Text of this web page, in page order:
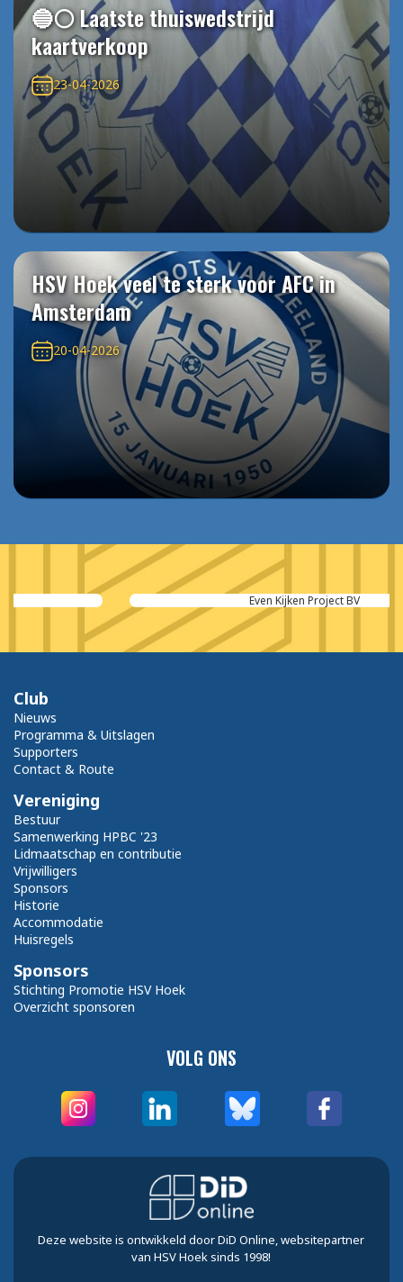
🔵⚪️ Laatste thuiswedstrijd
kaartverkoop
23-04-2026
HSV Hoek veel te sterk voor AFC in
Amsterdam
20-04-2026
Even Kijken Project BV
VOLG ONS
Club
Nieuws
Programma & Uitslagen
Supporters
Contact & Route
Vereniging
Bestuur
Samenwerking HPBC '23
Lidmaatschap en contributie
Vrijwilligers
Sponsors
Historie
Accommodatie
Huisregels
Sponsors
Stichting Promotie HSV Hoek
Overzicht sponsoren
Deze website is ontwikkeld door DiD Online, websitepartner
van HSV Hoek sinds 1998!